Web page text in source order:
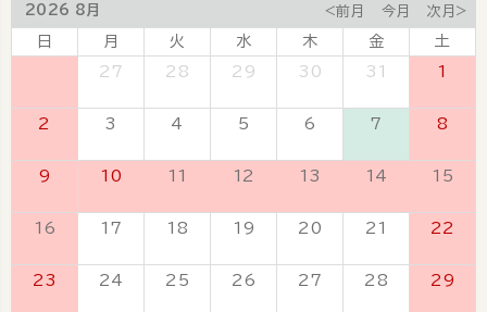
2026 8月 <前月 今月 次月>
日 月 火 水 木 金
土
27 28 29 30 31 1
2 3 4 5 6 7 8
9 10 11 12 13 14 15
16 17 18 19 20 21 22
23 24 25 26 27 28 29